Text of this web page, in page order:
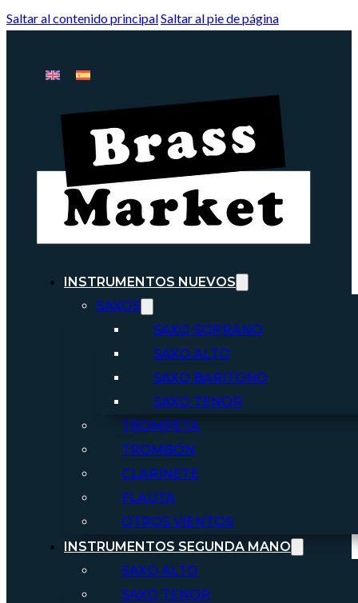
Saltar al contenido principalSaltar al pie de página
INSTRUMENTOS NUEVOS
SAXOS
SAXO SOPRANO
SAXO ALTO
SAXO BARITONO
SAXO TENOR
TROMPETA
TROMBÓN
CLARINETE
FLAUTA
OTROS VIENTOS
INSTRUMENTOS SEGUNDA MANO
SAXO ALTO
SAXO TENOR